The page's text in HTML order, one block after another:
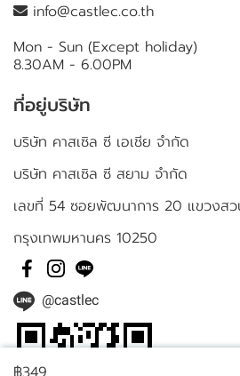
info@castlec.co.th
Mon - Sun (Except holiday)
8.30AM - 6.00PM
ที่อยู่บริษัท
บริษัท คาสเซิล ซี เอเชีย จำกัด
บริษัท คาสเซิล ซี สยาม จำกัด
เลขที่ 54 ซอยพัฒนาการ 20 แขวงส
กรุงเทพมหานคร 10250
@castlec